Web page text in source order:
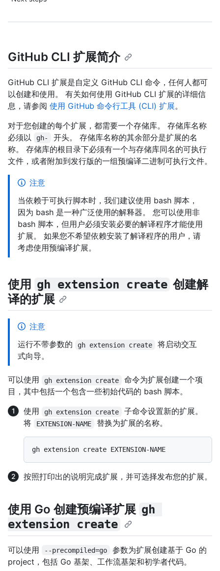
GitHub CLI 扩展简介
GitHub CLI 扩展是自定义 GitHub CLI 命令，任何人都可
以创建和使用。 有关如何使用 GitHub CLI 扩展的详细信
息，请参阅 使用 GitHub 命令行工具 (CLI) 扩展。
对于您创建的每个扩展，都需要一个存储库。 存储库名称
必须以
gh-
开头。 存储库名称的其余部分是扩展的名
称。 存储库的根目录下必须有一个与存储库同名的可执行
文件，或者附加到发行版的一组预编译二进制可执行文件。
注意
当依赖于可执行脚本时，我们建议使用 bash 脚本，
因为 bash 是一种广泛使用的解释器。 您可以使用非
bash 脚本，但用户必须安装必要的解译程序才能使用
扩展。 如果您不希望依赖安装了解译程序的用户，请
考虑使用预编译扩展。
使用 gh extension create 创建解
译的扩展
注意
运行不带参数的
gh extension create
将启动交互
式向导。
可以使用 gh extension create
命令为扩展创建一个项
目，其中包括一个包含一些初始代码的 bash 脚本。
使用
gh extension create
子命令设置新的扩展。
将
EXTENSION-NAME 替换为扩展的名称。
按照打印出的说明完成扩展，并可选择发布您的扩展。
使用 Go 创建预编译扩展 gh
extension create
可以使用 --precompiled=go
参数为扩展创建基于 Go 的
project，包括 Go 基架、工作流基架和初学者代码。